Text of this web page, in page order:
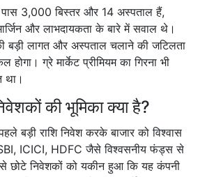
पास 3,000 बिस्तर और 14 अस्पताल हैं,
और लाभदायकता के बारे में सवाल थे।
बड़ी लागत और अस्पताल चलाने की जटिलता
होगा। ग्रे मार्केट प्रीमियम का गिरना भी
था।
की भूमिका क्या है?
बड़ी राशि निवेश करके बाजार को विश्वास
ICICI, HDFC जैसे विश्वसनीय फंड्स से
छोटे निवेशकों को यकीन हुआ कि यह कंपनी